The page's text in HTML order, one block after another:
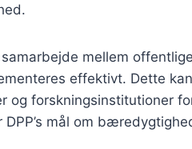
mellem
effektivt. Dette
og forskningsinstitutioner
DPP’s mål om